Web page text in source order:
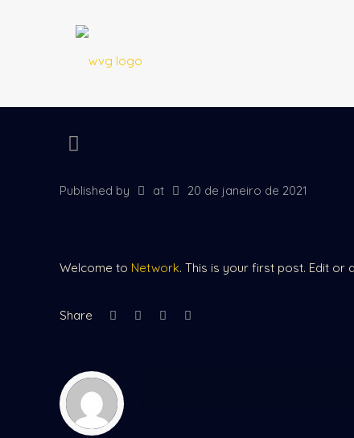
Published by at 20 de janeiro de 2021
Welcome to Network. This is your first post. Edit or
Share